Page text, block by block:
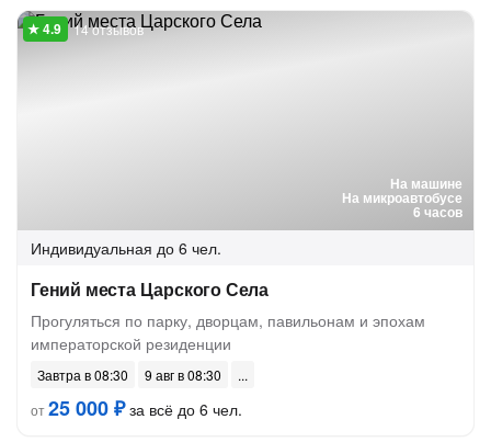
На машине
На микроавтобусе
6 часов
14 отзывов
Индивидуальная до 6 чел.
Гений места Царского Села
Прогуляться по парку, дворцам, павильонам и эпохам
императорской резиденции
Завтра в 08:30
9 авг в 08:30
от25 000 ₽за всё до 6 чел.